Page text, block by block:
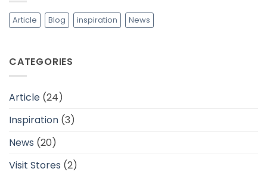
Daerah
Tropis
Article Blog inspiration News
CATEGORIES
Article (24)
Inspiration (3)
News (20)
Visit Stores (2)